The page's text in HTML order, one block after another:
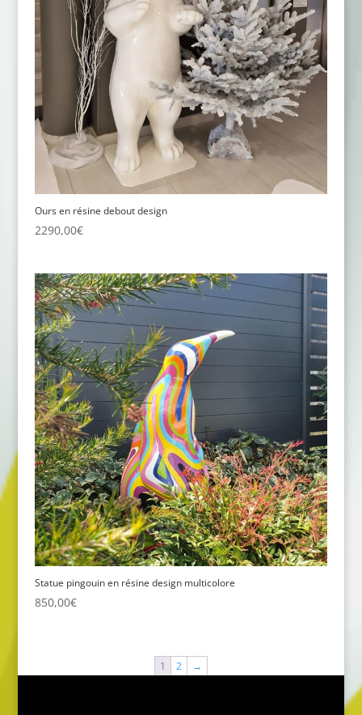
Ours en résine debout design
2290,00€
Statue pingouin en résine design multicolore
850,00€
1 2 →